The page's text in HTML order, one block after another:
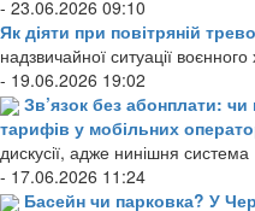
- 23.06.2026 09:10
Як діяти при повітряній
надзвичайної ситуації
- 19.06.2026 19:02
Зв’язок без абонплати:
тарифів у мобільних
дискусії, адже нинішня система
- 17.06.2026 11:24
Басейн чи парковка? У